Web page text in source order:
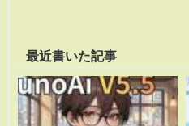
最近書いた記事